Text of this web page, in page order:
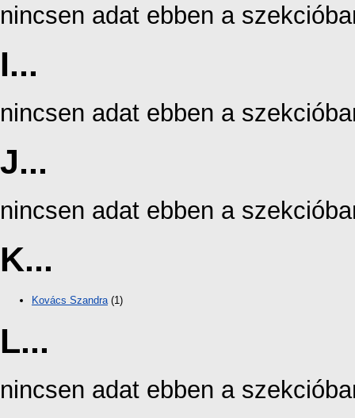
nincsen adat ebben a
I...
nincsen adat ebben a
J...
nincsen adat ebben a
K...
Kovács Szandra(1)
L...
nincsen adat ebben a